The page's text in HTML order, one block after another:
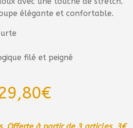
élégante et confortable.
filé et peigné
€